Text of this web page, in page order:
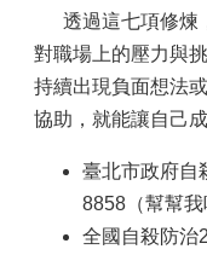
透過這七項修煉
對職場上的壓力與
持續出現負面想法
協助，就能讓自己
臺北市政府自
8858（幫幫我
全國自殺防治